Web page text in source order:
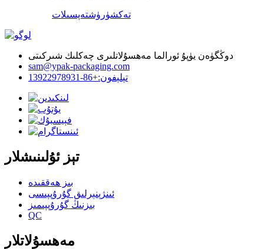
تەكشۈرۈشتەپسىلات
دوڭگۈەن يۈپۇ ئورالما مەھسۇلاتلىرى چەكلىك شىركىتى
sam@ypak-packaging.com
تېلېفون:+86-13922978931
تېز ئۇلىنىشلار
بىز ھەققىدە
ئىنژېنېرلىق گۇرۇپپىسى
بىزنىڭ گۇرۇپپىمىز
QC
مەھسۇلاتلار